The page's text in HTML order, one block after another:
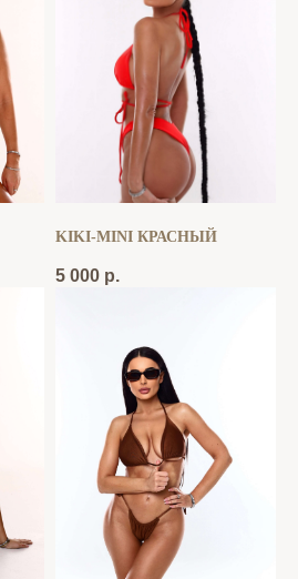
KIKI-MINI КРАСНЫЙ
5 000 р.